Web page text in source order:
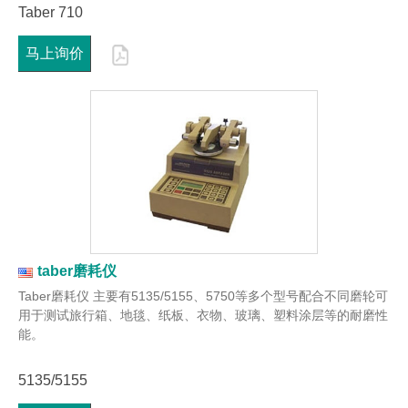
Taber 710
马上询价
taber磨耗仪
Taber磨耗仪 主要有5135/5155、5750等多个型号配合不同磨轮可
用于测试旅行箱、地毯、纸板、衣物、玻璃、塑料涂层等的耐磨性
能。
5135/5155